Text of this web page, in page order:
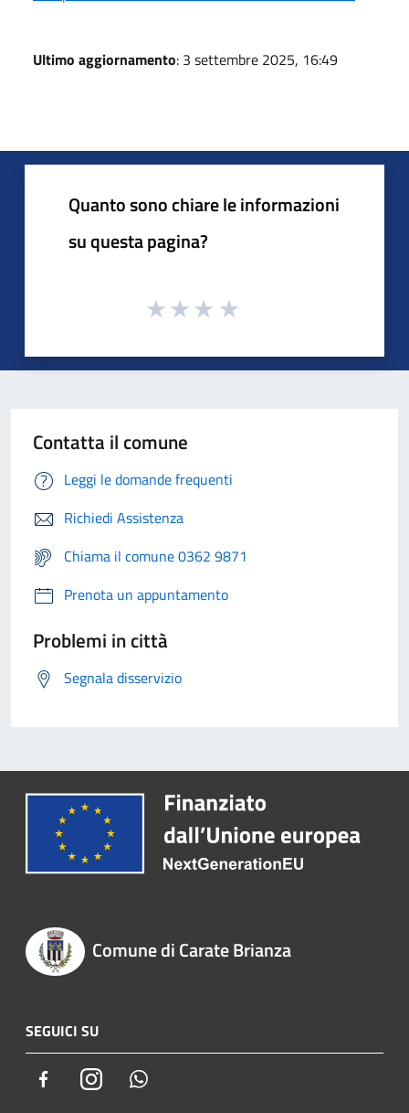
Ultimo aggiornamento: 3 settembre 2025, 16:49
Quanto sono chiare le informazioni
su questa pagina?
Contatta il comune
Leggi le domande frequenti
Richiedi Assistenza
Chiama il comune 0362 9871
Prenota un appuntamento
Problemi in città
Segnala disservizio
Comune di Carate Brianza
SEGUICI SU
FacebookInstagram